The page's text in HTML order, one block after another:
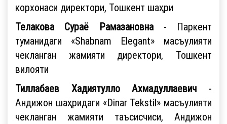
корхонаси директори, Тошкент шаҳри
Телакова Сураё Рамазановна- Паркент
туманидаги «Shabnam Elegant» масъулияти
чекланган жамияти директори, Тошкент
вилояти
Тиллабаев Хадиятулло Ахмадуллаевич -
Андижон шаҳридаги «Dinar Tekstil» масъулияти
чекланган жамияти таъсисчиси, Андижон